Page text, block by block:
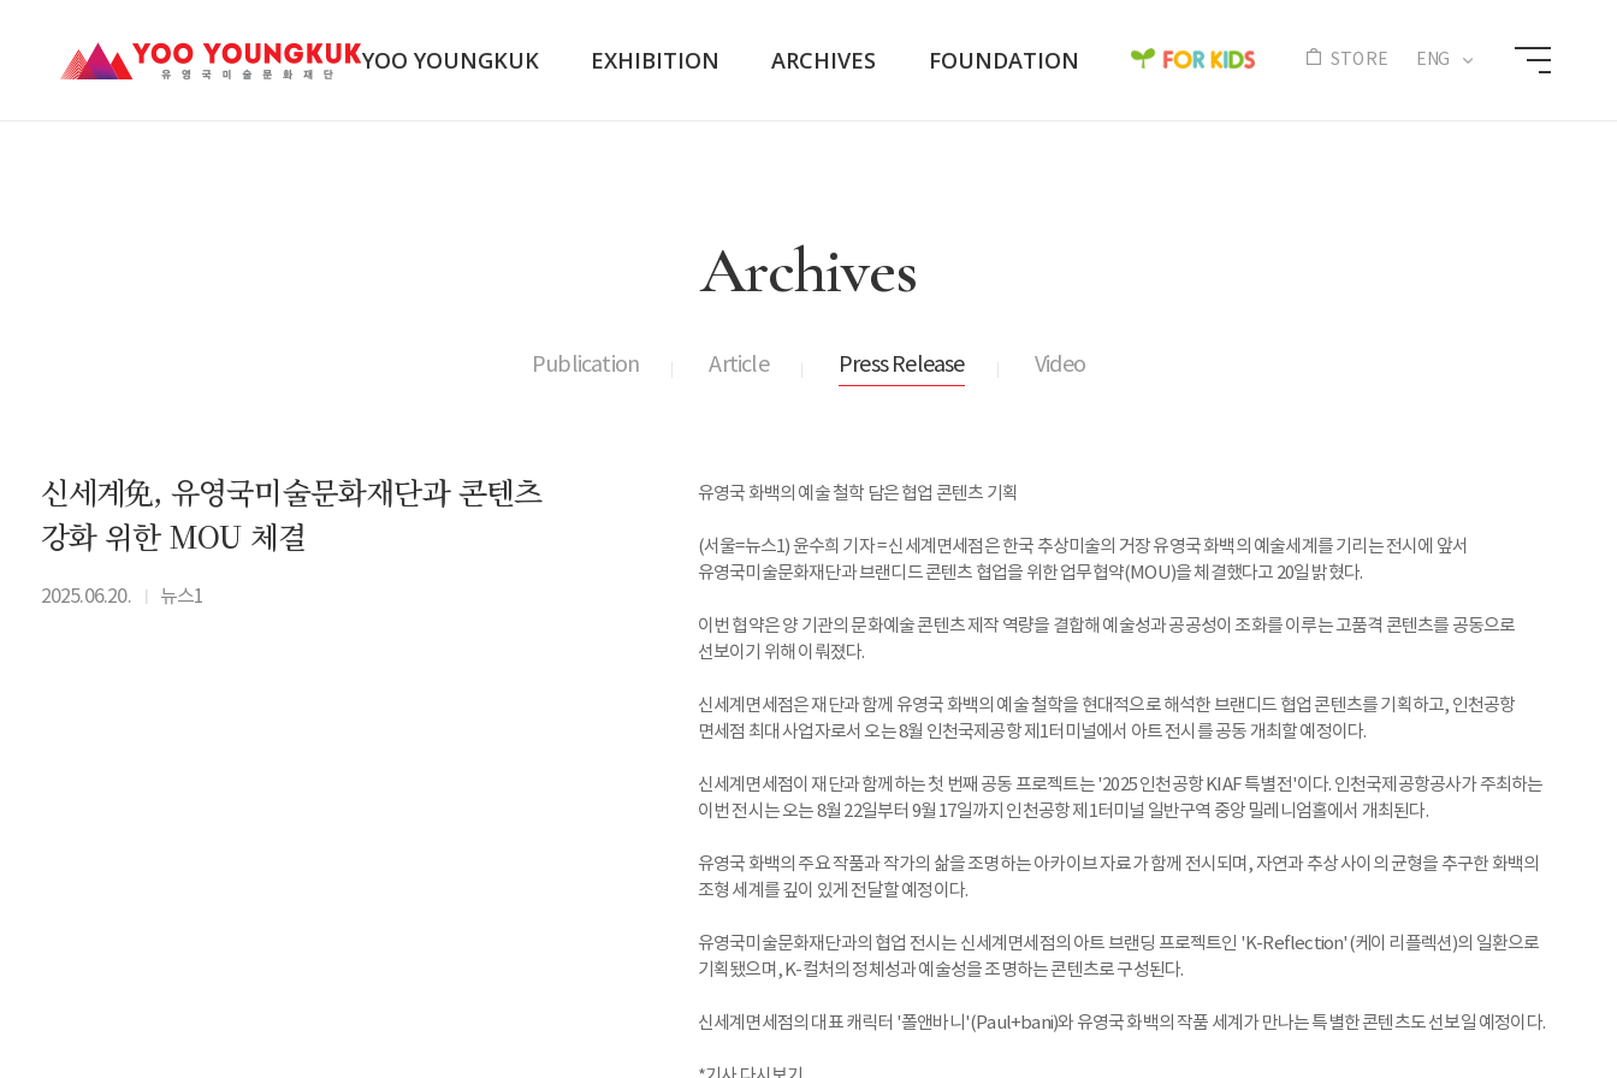
YOO YOUNGKUK EXHIBITION ARCHIVES FOUNDATION STORE ENG
Archives
Publication Article Press Release Video
신세계免, 유영국미술문화재단과 콘텐츠
강화 위한 MOU 체결
2025.06.20. 뉴스1
유영국 화백의 예술 철학 담은 협업 콘텐츠 기획
(서울=뉴스1) 윤수희 기자 = 신세계면세점은 한국 추상미술의 거장 유영국 화백의 예술세계를 기리는 전시에 앞서
유영국미술문화재단과 브랜디드 콘텐츠 협업을 위한 업무협약(MOU)을 체결했다고 20일 밝혔다.
이번 협약은 양 기관의 문화예술 콘텐츠 제작 역량을 결합해 예술성과 공공성이 조화를 이루는 고품격 콘텐츠를 공동으로
선보이기 위해 이뤄졌다.
신세계면세점은 재단과 함께 유영국 화백의 예술 철학을 현대적으로 해석한 브랜디드 협업 콘텐츠를 기획하고, 인천공항
면세점 최대 사업자로서 오는 8월 인천국제공항 제1터미널에서 아트 전시를 공동 개최할 예정이다.
신세계면세점이 재단과 함께하는 첫 번째 공동 프로젝트는 '2025 인천공항 KIAF 특별전'이다. 인천국제공항공사가 주최하는
이번 전시는 오는 8월 22일부터 9월 17일까지 인천공항 제1터미널 일반구역 중앙 밀레니엄홀에서 개최된다.
유영국 화백의 주요 작품과 작가의 삶을 조명하는 아카이브 자료가 함께 전시되며, 자연과 추상 사이의 균형을 추구한 화백의
조형 세계를 깊이 있게 전달할 예정이다.
유영국미술문화재단과의 협업 전시는 신세계면세점의 아트 브랜딩 프로젝트인 'K-Reflection'(케이 리플렉션)의 일환으로
기획됐으며, K-컬처의 정체성과 예술성을 조명하는 콘텐츠로 구성된다.
신세계면세점의 대표 캐릭터 '폴앤바니'(Paul+bani)와 유영국 화백의 작품 세계가 만나는 특별한 콘텐츠도 선보일 예정이다.